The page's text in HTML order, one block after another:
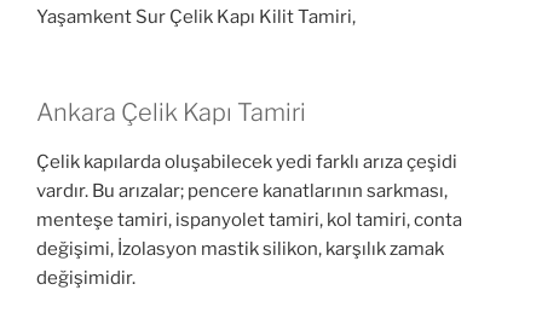
Yaşamkent Sur Çelik Kapı Kilit Tamiri,
Ankara Çelik Kapı Tamiri
Çelik kapılarda oluşabilecek yedi farklı arıza çeşidi
vardır. Bu arızalar; pencere kanatlarının sarkması,
menteşe tamiri, ispanyolet tamiri, kol tamiri, conta
değişimi, İzolasyon mastik silikon, karşılık zamak
değişimidir.